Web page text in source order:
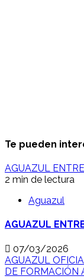
Te pueden
AGUAZUL
2 min de lectura
Aguazul
AGUAZUL
07/03/2026
AGUAZUL
DE FORMACIÓN